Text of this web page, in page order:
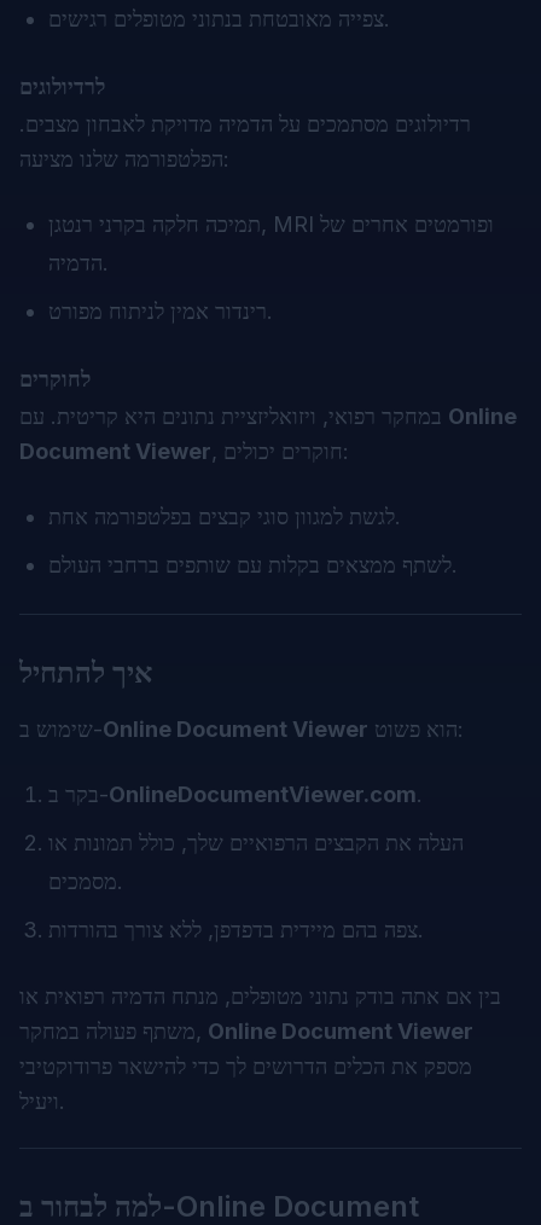
צפייה מאובטחת בנתוני מטופלים רגישים.
לרדיולוגים
רדיולוגים מסתמכים על הדמיה מדויקת לאבחון מצבים.
הפלטפורמה שלנו מציעה:
תמיכה חלקה בקרני רנטגן, MRI ופורמטים אחרים של
הדמיה.
רינדור אמין לניתוח מפורט.
לחוקרים
Online
Document Viewer
, חוקרים יכולים:
לגשת למגוון סוגי קבצים בפלטפורמה אחת.
לשתף ממצאים בקלות עם שותפים ברחבי העולם.
איך להתחיל
שימוש ב-Online Document Viewer הוא פשוט:
בקר ב-OnlineDocumentViewer.com.
העלה את הקבצים הרפואיים שלך, כולל תמונות או
מסמכים.
צפה בהם מיידית בדפדפן, ללא צורך בהורדות.
בין אם אתה בודק נתוני מטופלים, מנתח הדמיה רפואית או
משתף פעולה במחקר, Online Document Viewer
מספק את הכלים הדרושים לך כדי להישאר פרודוקטיבי
ויעיל.
למה לבחור ב-Online Document